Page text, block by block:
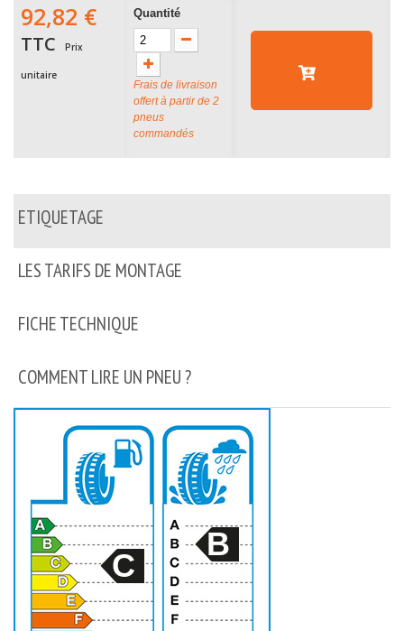
92,82 €
TTC Prix
unitaire
Quantité
Frais de livraison
offert à partir de 2
pneus
commandés
ETIQUETAGE
LES TARIFS DE MONTAGE
FICHE TECHNIQUE
COMMENT LIRE UN PNEU ?
C
B